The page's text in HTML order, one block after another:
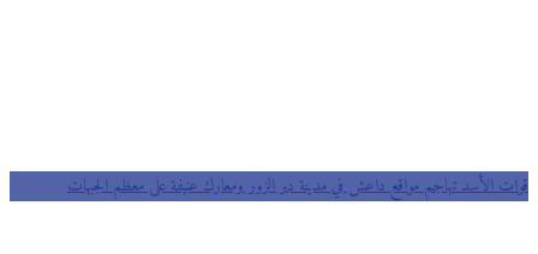
قوات الأسد تهاجم مواقع داعش في مدينة دير الزور ومعارك عنيفة على معظم الجبهات